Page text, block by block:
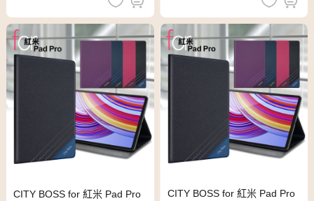
CITY BOSS for 紅米 Pad Pro
CITY BOSS for 紅米 Pad Pro